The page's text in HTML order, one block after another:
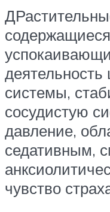
системы,
сосудистую
давление,
седативным,
чувство